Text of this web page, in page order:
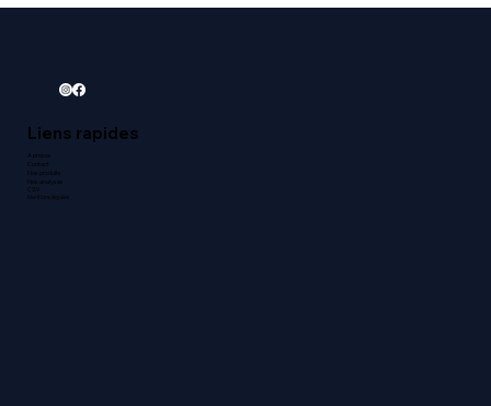
Liens rapides
A propos
Contact
Nos produits
Nos analyses
Mentions légales